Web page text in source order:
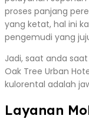
proses panjang
yang ketat, hal ini
pengemudi yang
Jadi, saat anda
Oak Tree Urban
kulorental adalah
Layanan